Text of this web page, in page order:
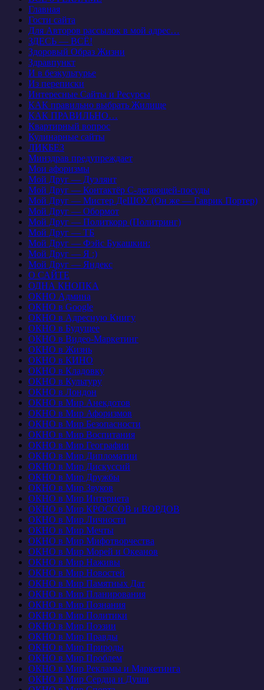
Главная
Гости сайта
Для Авторов рассылок в мой адрес…
ЗДЕСЬ — ВСЁ!
Здоровый Образ Жизни
Здравпункт
И в безкультурье
Из переписки
Интересные Сайты и Ресурсы
КАК правильно выбрать Жилище
КАК ПРАВИЛЬНО…
Квартирный вопрос
Кулинарные сайты
ЛИКБЕЗ
Минздрав предупреждает
Мои афоризмы
Мой Друг — Дуэлянт
Мой Друг — Контактёр С-летающей-посуды
Мой Друг — Мистер ДеШОУ (Он же — Гаврик Портер)
Мой Друг — Обормот
Мой Друг — Политкорр (Политринг)
Мой Друг — ТБ
Мой Друг — Фэйс Букашкин:
Мой Друг — Я :)
Мой Друг — Яндекс
О САЙТЕ
ОДНА КНОПКА
ОКНО Админа
ОКНО в Google
ОКНО в Адресную Книгу
ОКНО в Будущее
ОКНО в Видео-Маркетинг
ОКНО в Жизнь
ОКНО в КИНО
ОКНО в Кладовку
ОКНО в Культуру
ОКНО в Лондон
ОКНО в Мир Анекдотов
ОКНО в Мир Афоризмов
ОКНО в Мир Безопасности
ОКНО в Мир Воспитания
ОКНО в Мир Географии
ОКНО в Мир Дипломатии
ОКНО в Мир Дискуссий
ОКНО в Мир Дружбы
ОКНО в Мир Звуков
ОКНО в Мир Интернета
ОКНО в Мир КРОССОВ и ВОРДОВ
ОКНО в Мир Личности
ОКНО в Мир Мечты
ОКНО в Мир Мифотворчества
ОКНО в Мир Морей и Океанов
ОКНО в Мир Наживы
ОКНО в Мир Новостей
ОКНО в Мир Памятных Дат
ОКНО в Мир Планирования
ОКНО в Мир Познания
ОКНО в Мир Политики
ОКНО в Мир Поэзии
ОКНО в Мир Правды
ОКНО в Мир Природы
ОКНО в Мир Проблем
ОКНО в Мир Рекламы и Маркетинга
ОКНО в Мир Сердца и Души